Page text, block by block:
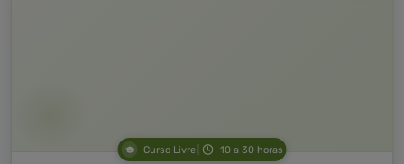
Curso Livre 10 a 30 horas